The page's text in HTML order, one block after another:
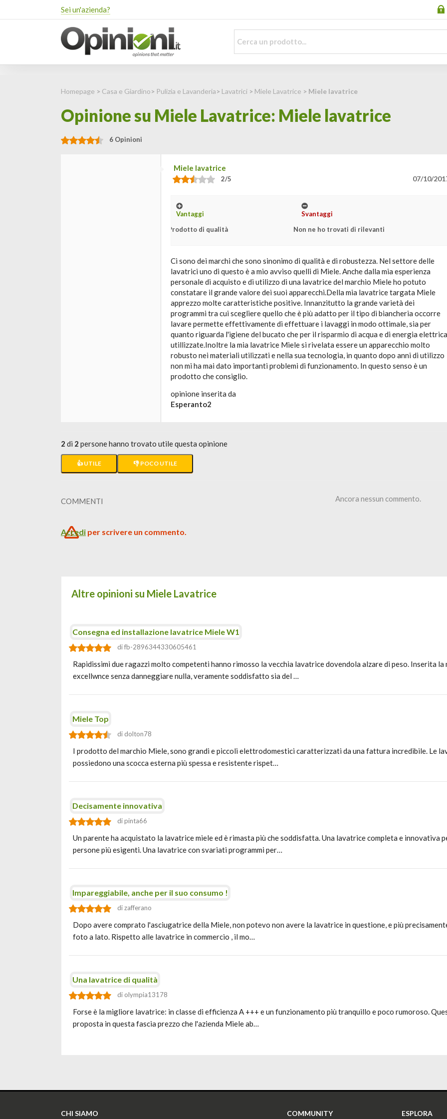
Sei un'azienda?
Homepage > Casa e Giardino> Pulizia e Lavanderia> Lavatrici > Miele Lavatrice > Miele lavatrice
Opinione su Miele Lavatrice: Miele lavatrice
6 Opinioni
Miele lavatrice
2/5 07/10/
Vantaggi
Prodotto di qualità
Svantaggi
Non ne ho trovati di rilevanti
Ci sono dei marchi che sono sinonimo di qualità e di robustezza. Nel settore delle
lavatrici uno di questo è a mio avviso quelli di Miele. Anche dalla mia esperienza
personale di acquisto e di utilizzo di una lavatrice del marchio Miele ho potuto
constatare il grande valore dei suoi apparecchi.Della mia lavatrice targata Miele
apprezzo molte caratteristiche positive. Innanzitutto la grande varietà dei
programmi tra cui scegliere quello che è più adatto per il tipo di biancheria occorre
lavare permette effettivamente di effettuare i lavaggi in modo ottimale, sia per
quanto riguarda l'igiene del bucato che per il risparmio di acqua e di energia elettrica
utillizzate.Inoltre la mia lavatrice Miele si rivelata essere un apparecchio molto
robusto nei materiali utilizzati e nella sua tecnologia, in quanto dopo anni di utilizzo
non mi ha mai dato importanti problemi di funzionamento. In questo senso è un
prodotto che consiglio.
opinione inserita da
Esperanto2
2 di 2 persone hanno trovato utile questa opinione
👍 UTILE 👎 POCO UTILE
COMMENTI Ancora nessun commento.
Accedi per scrivere un commento.
Altre opinioni su Miele Lavatrice
Consegna ed installazione lavatrice Miele W1
di fb-2896344330605461
Rapidissimi due ragazzi molto competenti hanno rimosso la vecchia lavatrice dovendola alzare di peso. Inserita la
excellwnce senza danneggiare nulla, veramente soddisfatto sia del …
Miele Top
di dolton78
I prodotto del marchio Miele, sono grandi e piccoli elettrodomestici caratterizzati da una fattura incredibile. Le
possiedono una scocca esterna più spessa e resistente rispet…
Decisamente innovativa
di pinta66
Un parente ha acquistato la lavatrice miele ed è rimasta più che soddisfatta. Una lavatrice completa e innovativa
persone più esigenti. Una lavatrice con svariati programmi per…
Impareggiabile, anche per il suo consumo !
di zafferano
Dopo avere comprato l'asciugatrice della Miele, non potevo non avere la lavatrice in questione, e più
foto a lato. Rispetto alle lavatrice in commercio , il mo…
Una lavatrice di qualità
di olympia13178
Forse è la migliore lavatrice: in classe di efficienza A +++ e un funzionamento più tranquillo e poco rumoroso.
proposta in questa fascia prezzo che l'azienda Miele ab…
CHI SIAMO COMMUNITY ESPLORA